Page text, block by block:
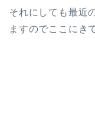
それにしても最近
ますのでここにき